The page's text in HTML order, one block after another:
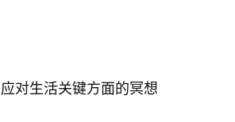
应对生活关键方面的冥想